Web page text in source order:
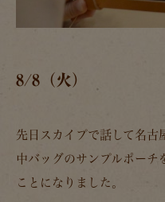
8/8（火）
先日スカイプで話して名古
中バッグのサンプルポーチ
ことになりました。